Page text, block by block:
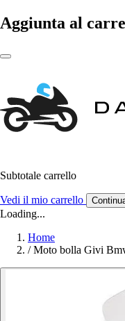
Aggiunta al
Subtotale carrello
Vedi il mio carrello
Loading...
Home
/ Moto bolla Givi